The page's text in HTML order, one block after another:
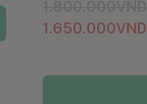
1.650.000VND